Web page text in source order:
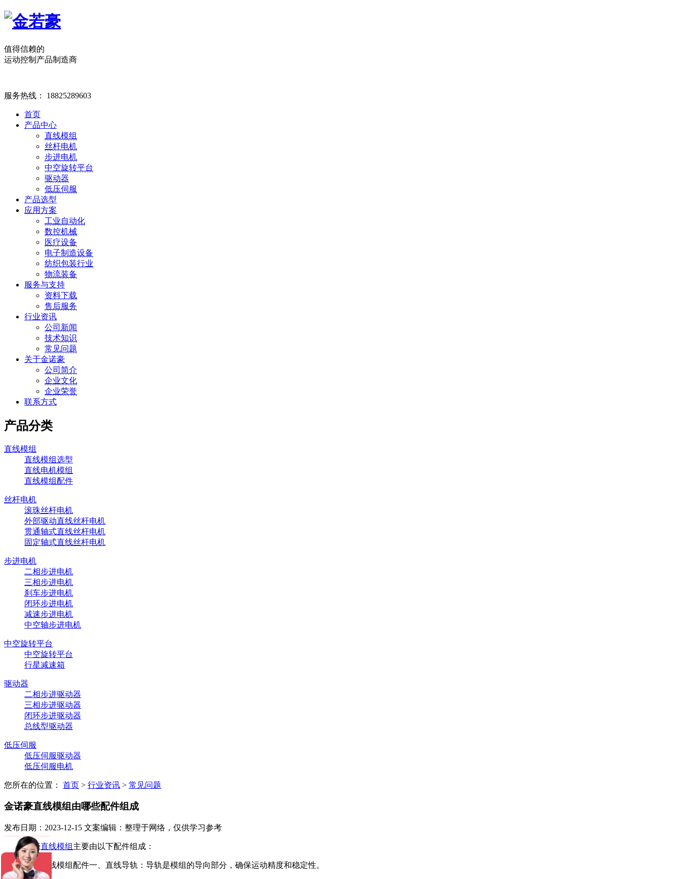
值得信赖的
运动控制产品制造商
服务热线： 18825289603
首页
产品中心
直线模组
丝杆电机
步进电机
中空旋转平台
驱动器
低压伺服
产品选型
应用方案
工业自动化
数控机械
医疗设备
电子制造设备
纺织包装行业
物流装备
服务与支持
资料下载
售后服务
行业资讯
公司新闻
技术知识
常见问题
关于金诺豪
公司简介
企业文化
企业荣誉
联系方式
产品分类
直线模组
直线模组选型
直线电机模组
直线模组配件
丝杆电机
滚珠丝杆电机
外部驱动直线丝杆电机
贯通轴式直线丝杆电机
固定轴式直线丝杆电机
步进电机
二相步进电机
三相步进电机
刹车步进电机
闭环步进电机
减速步进电机
中空轴步进电机
中空旋转平台
中空旋转平台
行星减速箱
驱动器
二相步进驱动器
三相步进驱动器
闭环步进驱动器
总线型驱动器
低压伺服
低压伺服驱动器
低压伺服电机
您所在的位置： 首页 > 行业资讯 > 常见问题
金诺豪直线模组由哪些配件组成
发布日期：2023-12-15 文案编辑：整理于网络，仅供学习参考
金诺豪直线模组 主要由以下配件组成：
金诺豪直线模组配件一、直线导轨：导轨是模组的导向部分，确保运动精度和稳定性。